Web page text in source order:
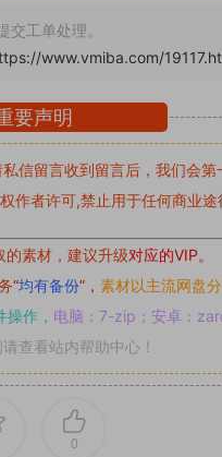
工单处理。
www.vmiba.com/
要声明
信留言收到留言后，我们会第
作者许可,禁止用于任何商业途
的素材，建议升级对应的VIP。
“均有备份”， 素材以主流网盘分
作， 电脑：7-zip；安卓：
查看站内帮助中心！
0